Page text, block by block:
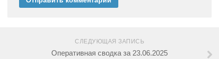
СЛЕДУЮЩАЯ ЗАПИСЬ
Оперативная сводка за 23.06.2025